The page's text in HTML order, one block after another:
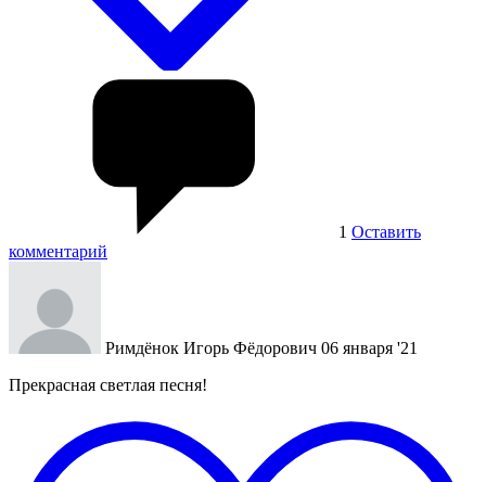
1 Оставить
комментарий
Римдёнок Игорь Фёдорович 06 января '21
Прекрасная светлая песня!